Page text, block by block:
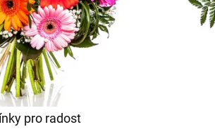
pro radost